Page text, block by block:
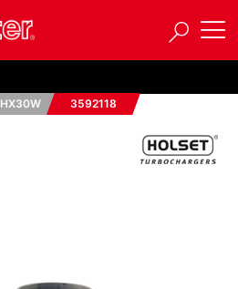
HX30W 3592118